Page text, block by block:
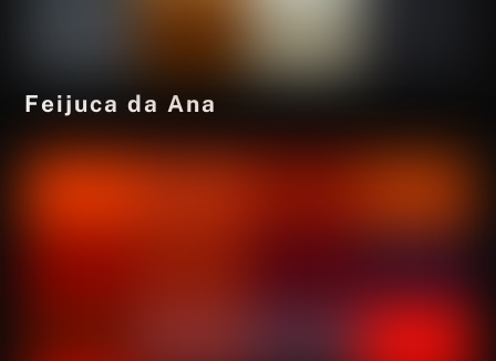
Feijuca da Ana